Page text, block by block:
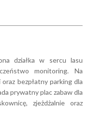
działka w sercu lasu
monitoring. Na
bezpłatny parking dla
prywatny plac zabaw dla
zjeżdżalnie oraz